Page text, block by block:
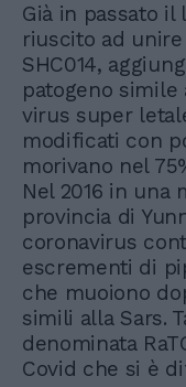
Già in passato il
riuscito ad unire
SHC014,
patogeno
virus super
modificati con
morivano nel
Nel 2016 in una
provincia di
coronavirus
escrementi di
che muoiono
simili alla Sars.
denominata
Covid che si è